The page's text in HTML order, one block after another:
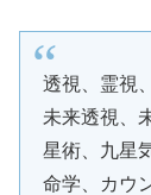
透視、霊視
未来透視、
星術、九星
命学、カウ